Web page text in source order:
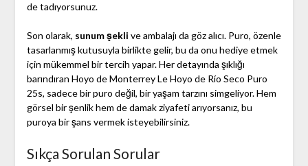
de tadıyorsunuz.
Son olarak, sunum şekli ve ambalajı da göz alıcı. Puro, özenle
tasarlanmış kutusuyla birlikte gelir, bu da onu hediye etmek
için mükemmel bir tercih yapar. Her detayında şıklığı
barındıran Hoyo de Monterrey Le Hoyo de Río Seco Puro
25s, sadece bir puro değil, bir yaşam tarzını simgeliyor. Hem
görsel bir şenlik hem de damak ziyafeti arıyorsanız, bu
puroya bir şans vermek isteyebilirsiniz.
Sıkça Sorulan Sorular